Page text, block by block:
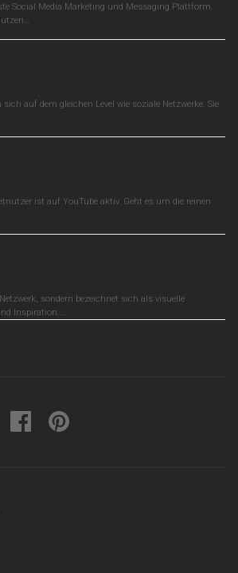
Social Media Marketing und Messaging Plattform.
sich auf dem gleichen Level wie soziale Netzwerke. Sie
ist auf YouTube aktiv. Geht es um die reinen
sondern bezeichnet sich als visuelle
Inspiration.…
Facebookpinterest